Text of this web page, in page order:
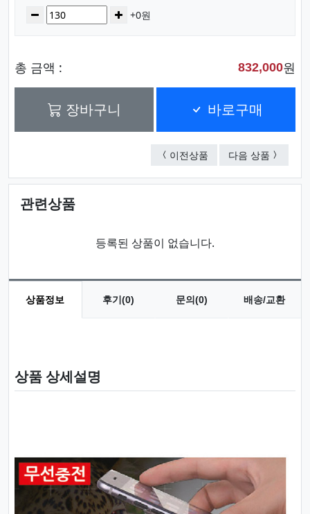
수량감소 증가+0원
총 금액 : 832,000원
장바구니 바로구매
이전상품 (LED스탠드)펜꽂이 무
다음 상품 (멀티)
관련상품
등록된 상품이 없습니다.
상품정보 후기(0) 문의(0) 배송/교환
상품 상세설명